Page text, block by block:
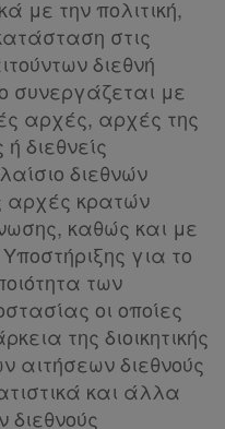
με την πολιτική,
στις
διεθνή
συνεργάζεται με
αρχές, αρχές της
διεθνείς
διεθνών
αρχές κρατών
καθώς και με
για το
των
οι οποίες
της διοικητικής
αιτήσεων διεθνούς
και άλλα